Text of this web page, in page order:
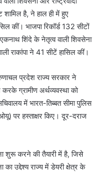
शामिल है, ने हाल ही में हुए
कीं। भाजपा रिकॉर्ड 132 सीटों
शिंदे के नेतृत्व वाली शिवसेना
राकांपा ने 41 सीटें हासिल कीं।
प्रदेश राज्य सरकार ने
करके ग्रामीण अर्थव्यवस्था को
में भारत-तिब्बत सीमा पुलिस
पर हस्ताक्षर किए। दूर-दराज
शुरू करने की तैयारी में है, जिसे
उद्देश्य राज्य में डेयरी क्षेत्र के